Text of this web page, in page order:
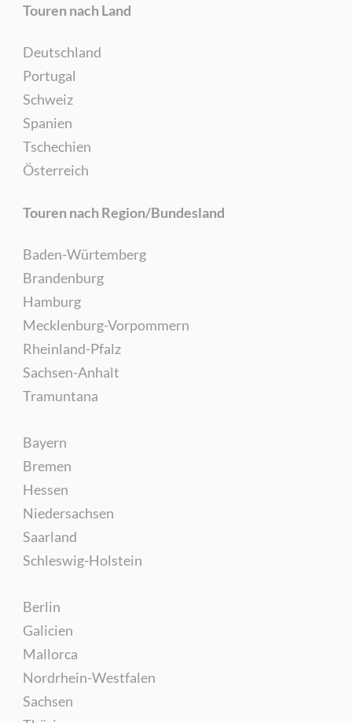
Touren nach Land
Deutschland
Portugal
Schweiz
Spanien
Tschechien
Österreich
Touren nach Region/Bundesland
Baden-Würtemberg
Brandenburg
Hamburg
Mecklenburg-Vorpommern
Rheinland-Pfalz
Sachsen-Anhalt
Tramuntana
Bayern
Bremen
Hessen
Niedersachsen
Saarland
Schleswig-Holstein
Berlin
Galicien
Mallorca
Nordrhein-Westfalen
Sachsen